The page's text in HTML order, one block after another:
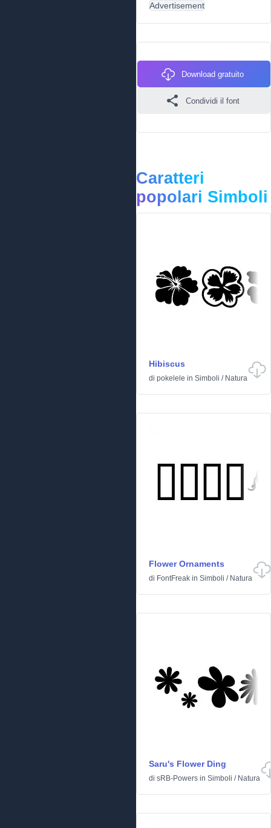
Advertisement
Download gratuito
Condividi il font
Caratteri
popolari Simboli
Hibiscus
di pokelele in Simboli / Natura
Flower Ornaments
di FontFreak in Simboli / Natura
Saru's Flower Ding
di sRB-Powers in Simboli / Natura